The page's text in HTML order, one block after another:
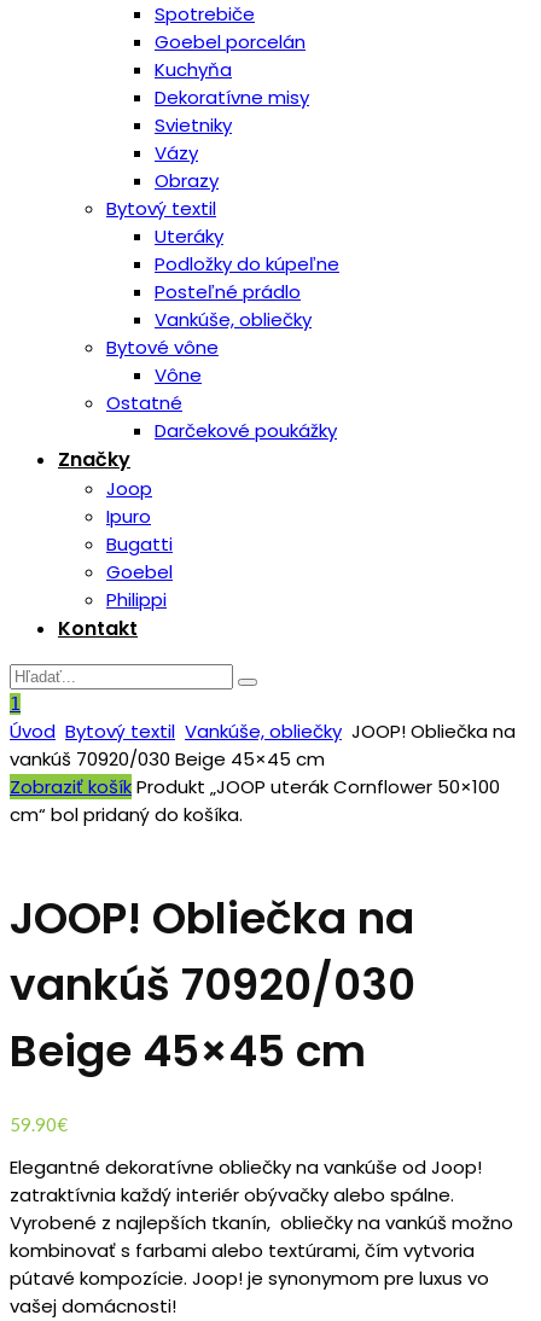
Spotrebiče
Goebel porcelán
Kuchyňa
Dekoratívne misy
Svietniky
Vázy
Obrazy
Bytový textil
Uteráky
Podložky do kúpeľne
Posteľné prádlo
Vankúše, obliečky
Bytové vône
Vône
Ostatné
Darčekové poukážky
Značky
Joop
Ipuro
Bugatti
Goebel
Philippi
Kontakt
1
Úvod Bytový textil Vankúše, obliečky JOOP! Obliečka na
vankúš 70920/030 Beige 45×45 cm
Zobraziť košíkProdukt „JOOP uterák Cornflower 50×100
cm“ bol pridaný do košíka.
JOOP! Obliečka na
vankúš 70920/030
Beige 45×45 cm
59.90€
Elegantné dekoratívne obliečky na vankúše od Joop!
zatraktívnia každý interiér obývačky alebo spálne.
Vyrobené z najlepších tkanín, obliečky na vankúš možno
kombinovať s farbami alebo textúrami, čím vytvoria
pútavé kompozície. Joop! je synonymom pre luxus vo
vašej domácnosti!